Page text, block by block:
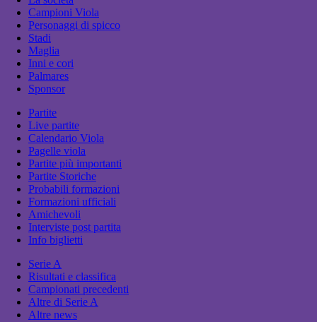
Campioni Viola
Personaggi di spicco
Stadi
Maglia
Inni e cori
Palmares
Sponsor
Partite
Live partite
Calendario Viola
Pagelle viola
Partite più importanti
Partite Storiche
Probabili formazioni
Formazioni ufficiali
Amichevoli
Interviste post partita
Info biglietti
Serie A
Risultati e classifica
Campionati precedenti
Altre di Serie A
Altre news